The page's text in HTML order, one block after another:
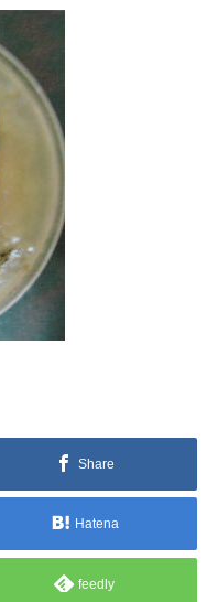
Share
Hatena
feedly
トを開発…
するのは、交換が楽なシー
コンベアーベルトです。ベ
…